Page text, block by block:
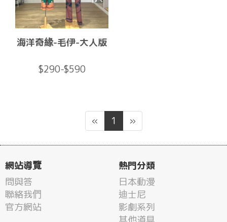
海洋奇緣-毛伊-大人版
$290-$590
« 1 »
網站導覽
問與答
聯絡我們
官方網站
熱門分類
日本動漫
迪士尼
影劇系列